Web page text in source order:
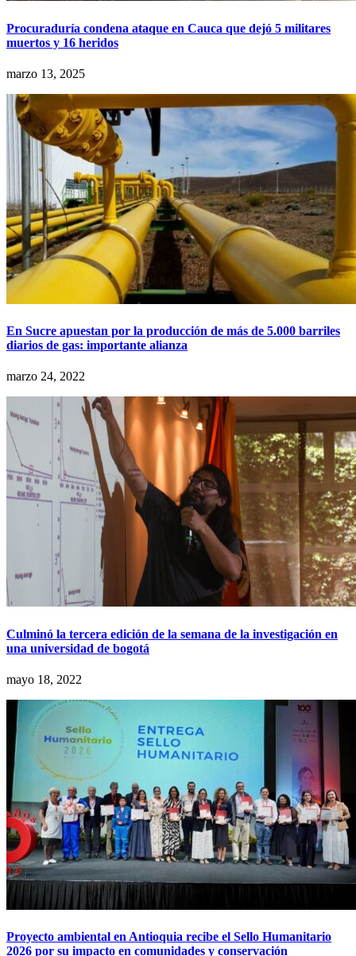
Procuraduría condena ataque en Cauca que dejó 5 militares
muertos y 16 heridos
marzo 13, 2025
En Sucre apuestan por la producción de más de 5.000 barriles
diarios de gas: importante alianza
marzo 24, 2022
Culminó la tercera edición de la semana de la investigación en
una universidad de bogotá
mayo 18, 2022
Proyecto ambiental en Antioquia recibe el Sello Humanitario
2026 por su impacto en comunidades y conservación